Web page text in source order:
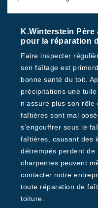
K.Winterstein Père
pour la réparation
Faire inspecter
son faîtage est
bonne santé du toit.
précipitations une
n’assure plus son
faîtières sont mal
s’engouffrer sous le
faîtières, causant des
détrempés perdent
charpentes peuvent
contacter notre
toute réparation de
toiture.